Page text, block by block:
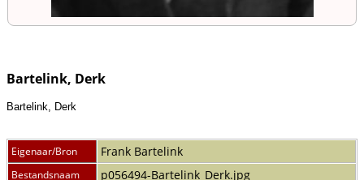
Bartelink, Derk
Bartelink, Derk
Eigenaar/Bron Frank Bartelink
Bestandsnaam p056494-Bartelink_Derk.jpg